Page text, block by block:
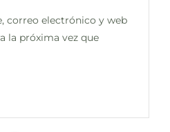
correo electrónico y web
la próxima vez que